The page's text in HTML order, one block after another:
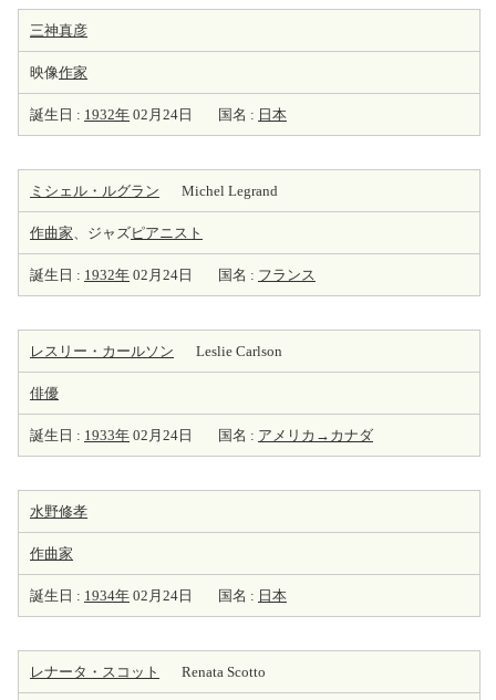
三神真彦
映像作家
誕生日 : 1932年 02月24日 国名 : 日本
ミシェル・ルグラン Michel Legrand
作曲家、ジャズピアニスト
誕生日 : 1932年 02月24日 国名 : フランス
レスリー・カールソン Leslie Carlson
俳優
誕生日 : 1933年 02月24日 国名 : アメリカ→カナダ
水野修孝
作曲家
誕生日 : 1934年 02月24日 国名 : 日本
レナータ・スコット Renata Scotto